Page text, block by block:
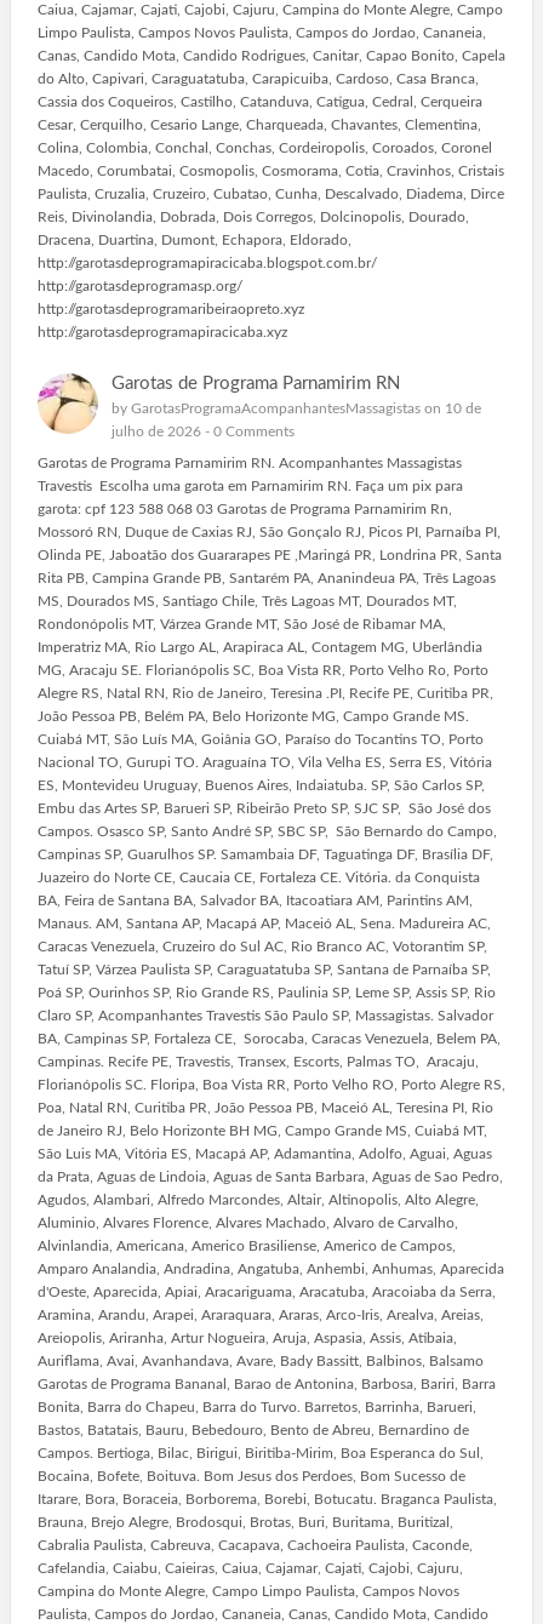
Caiua, Cajamar, Cajati, Cajobi, Cajuru, Campina do Monte Alegre, Campo
Limpo Paulista, Campos Novos Paulista, Campos do Jordao, Cananeia,
Canas, Candido Mota, Candido Rodrigues, Canitar, Capao Bonito, Capela
do Alto, Capivari, Caraguatatuba, Carapicuiba, Cardoso, Casa Branca,
Cassia dos Coqueiros, Castilho, Catanduva, Catigua, Cedral, Cerqueira
Cesar, Cerquilho, Cesario Lange, Charqueada, Chavantes, Clementina,
Colina, Colombia, Conchal, Conchas, Cordeiropolis, Coroados, Coronel
Macedo, Corumbatai, Cosmopolis, Cosmorama, Cotia, Cravinhos, Cristais
Paulista, Cruzalia, Cruzeiro, Cubatao, Cunha, Descalvado, Diadema, Dirce
Reis, Divinolandia, Dobrada, Dois Corregos, Dolcinopolis, Dourado,
Dracena, Duartina, Dumont, Echapora, Eldorado,
http://garotasdeprogramapiracicaba.blogspot.com.br/
http://garotasdeprogramasp.org/
http://garotasdeprogramaribeiraopreto.xyz
http://garotasdeprogramapiracicaba.xyz
Garotas de Programa Parnamirim RN
by GarotasProgramaAcompanhantesMassagistason 10 de
julho de 2026 - 0 Comments
Garotas de Programa Parnamirim RN. Acompanhantes Massagistas
Travestis Escolha uma garota em Parnamirim RN. Faça um pix para
garota: cpf 123 588 068 03 Garotas de Programa Parnamirim Rn,
Mossoró RN, Duque de Caxias RJ, São Gonçalo RJ, Picos PI, Parnaíba PI,
Olinda PE, Jaboatão dos Guararapes PE ,Maringá PR, Londrina PR, Santa
Rita PB, Campina Grande PB, Santarém PA, Ananindeua PA, Três Lagoas
MS, Dourados MS, Santiago Chile, Três Lagoas MT, Dourados MT,
Rondonópolis MT, Várzea Grande MT, São José de Ribamar MA,
Imperatriz MA, Rio Largo AL, Arapiraca AL, Contagem MG, Uberlândia
MG, Aracaju SE. Florianópolis SC, Boa Vista RR, Porto Velho Ro, Porto
Alegre RS, Natal RN, Rio de Janeiro, Teresina .PI, Recife PE, Curitiba PR,
João Pessoa PB, Belém PA, Belo Horizonte MG, Campo Grande MS.
Cuiabá MT, São Luís MA, Goiânia GO, Paraíso do Tocantins TO, Porto
Nacional TO, Gurupi TO. Araguaína TO, Vila Velha ES, Serra ES, Vitória
ES, Montevideu Uruguay, Buenos Aires, Indaiatuba. SP, São Carlos SP,
Embu das Artes SP, Barueri SP, Ribeirão Preto SP, SJC SP, São José dos
Campos. Osasco SP, Santo André SP, SBC SP, São Bernardo do Campo,
Campinas SP, Guarulhos SP. Samambaia DF, Taguatinga DF, Brasília DF,
Juazeiro do Norte CE, Caucaia CE, Fortaleza CE. Vitória. da Conquista
BA, Feira de Santana BA, Salvador BA, Itacoatiara AM, Parintins AM,
Manaus. AM, Santana AP, Macapá AP, Maceió AL, Sena. Madureira AC,
Caracas Venezuela, Cruzeiro do Sul AC, Rio Branco AC, Votorantim SP,
Tatuí SP, Várzea Paulista SP, Caraguatatuba SP, Santana de Parnaíba SP,
Poá SP, Ourinhos SP, Rio Grande RS, Paulinia SP, Leme SP, Assis SP, Rio
Claro SP, Acompanhantes Travestis São Paulo SP, Massagistas. Salvador
BA, Campinas SP, Fortaleza CE, Sorocaba, Caracas Venezuela, Belem PA,
Campinas. Recife PE, Travestis, Transex, Escorts, Palmas TO, Aracaju,
Florianópolis SC. Floripa, Boa Vista RR, Porto Velho RO, Porto Alegre RS,
Poa, Natal RN, Curitiba PR, João Pessoa PB, Maceió AL, Teresina PI, Rio
de Janeiro RJ, Belo Horizonte BH MG, Campo Grande MS, Cuiabá MT,
São Luis MA, Vitória ES, Macapá AP, Adamantina, Adolfo, Aguai, Aguas
da Prata, Aguas de Lindoia, Aguas de Santa Barbara, Aguas de Sao Pedro,
Agudos, Alambari, Alfredo Marcondes, Altair, Altinopolis, Alto Alegre,
Aluminio, Alvares Florence, Alvares Machado, Alvaro de Carvalho,
Alvinlandia, Americana, Americo Brasiliense, Americo de Campos,
Amparo Analandia, Andradina, Angatuba, Anhembi, Anhumas, Aparecida
d'Oeste, Aparecida, Apiai, Aracariguama, Aracatuba, Aracoiaba da Serra,
Aramina, Arandu, Arapei, Araraquara, Araras, Arco-Iris, Arealva, Areias,
Areiopolis, Ariranha, Artur Nogueira, Aruja, Aspasia, Assis, Atibaia,
Auriflama, Avai, Avanhandava, Avare, Bady Bassitt, Balbinos, Balsamo
Garotas de Programa Bananal, Barao de Antonina, Barbosa, Bariri, Barra
Bonita, Barra do Chapeu, Barra do Turvo. Barretos, Barrinha, Barueri,
Bastos, Batatais, Bauru, Bebedouro, Bento de Abreu, Bernardino de
Campos. Bertioga, Bilac, Birigui, Biritiba-Mirim, Boa Esperanca do Sul,
Bocaina, Bofete, Boituva. Bom Jesus dos Perdoes, Bom Sucesso de
Itarare, Bora, Boraceia, Borborema, Borebi, Botucatu. Braganca Paulista,
Brauna, Brejo Alegre, Brodosqui, Brotas, Buri, Buritama, Buritizal,
Cabralia Paulista, Cabreuva, Cacapava, Cachoeira Paulista, Caconde,
Cafelandia, Caiabu, Caieiras, Caiua, Cajamar, Cajati, Cajobi, Cajuru,
Campina do Monte Alegre, Campo Limpo Paulista, Campos Novos
Paulista, Campos do Jordao, Cananeia, Canas, Candido Mota, Candido